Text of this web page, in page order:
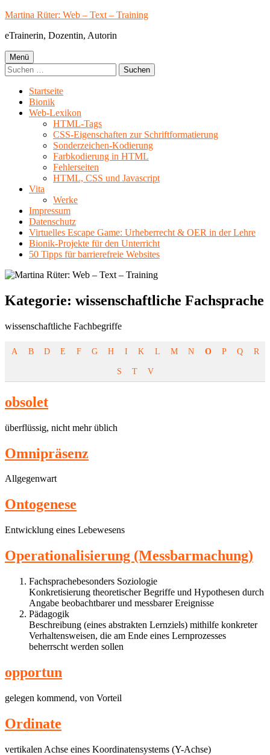
Springe
Inhalt
Martina Rüter: Web – Text – Training
eTrainerin, Dozentin, Autorin
Primäres
Menü
Menü
Suchen
nach:
Startseite
Bionik
Web-Lexikon
HTML-Tags
CSS-Eigenschaften zur Schriftformatierung
Sonderzeichen-Kodierung
Farbkodierung in HTML
Fehlerseiten
HTML, CSS und Javascript
Vita
Werke
Impressum
Datenschutz
Virtuelles Escape Game: Urheberrecht & OER in der Lehre
Bionik-Projekte für den Unterricht
50 Tipps für barrierefreie Websites
Kategorie: wissenschaftliche Fachsprache
wissenschaftliche Fachbegriffe
A B D E F G H I K L M N O P Q R
S T V
obsolet
überflüssig, nicht mehr üblich
Omnipräsenz
Allgegenwart
Ontogenese
Entwicklung eines Lebewesens
Operationalisierung (Messbarmachung)
Fachsprachebesonders Soziologie
Konkretisierung theoretischer Begriffe und Hypothesen durch
Angabe beobachtbarer und messbarer Ereignisse
Pädagogik
Beschreibung (eines abstrakten Lernziels) mithilfe konkreter
Verhaltensweisen, die am Ende eines Lernprozesses
beherrscht werden sollen
opportun
gelegen kommend, von Vorteil
Ordinate
vertikalen Achse eines Koordinatensystems (Y-Achse)